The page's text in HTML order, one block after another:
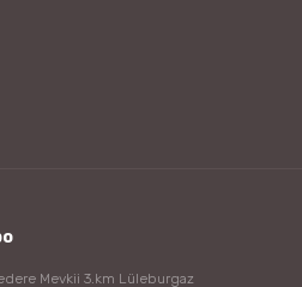
Mevkii 3.km Lüleburgaz